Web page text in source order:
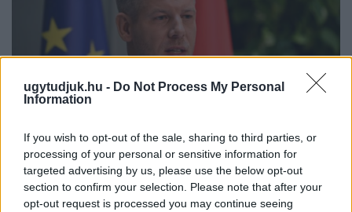
ugytudjuk.hu - Do Not Process My Personal
Information
If you wish to opt-out of the sale, sharing to third parties, or
processing of your personal or sensitive information for
targeted advertising by us, please use the below opt-out
section to confirm your selection. Please note that after your
opt-out request is processed you may continue seeing
MAGYAR PÉTER: 868 MILLIÁRD FORINTOS
BERUHÁZÁSI CSOMAGGAL ERŐSÍTIK
MAGYARORSZÁG ENERGIAELLÁTÁSÁT, MIKÖZBEN